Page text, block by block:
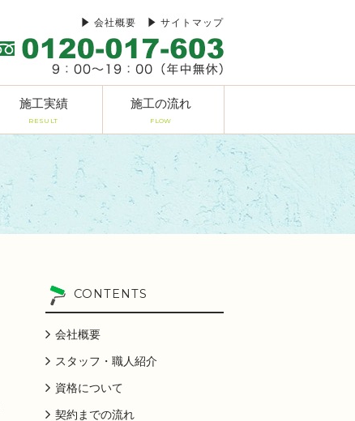
サイトマップ
会社概要
施工実績
RESULT
施工の流れ
FLOW
CONTENTS
会社概要
スタッフ・職人紹介
資格について
契約までの流れ